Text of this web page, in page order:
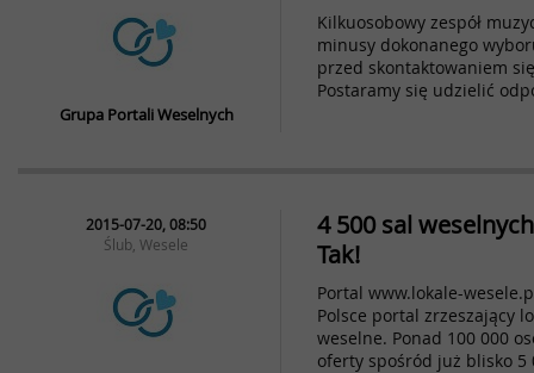
Grupa Portali Weselnych
Kilkuosobowy zespół
minusy dokonanego
przed skontaktowaniem
Postaramy się udzielić
2015-07-20, 08:50
Ślub, Wesele
4 500 sal
Tak!
Portal www.lokale-
Polsce portal zrzeszający
weselne. Ponad 100 000
oferty spośród już blisko 5